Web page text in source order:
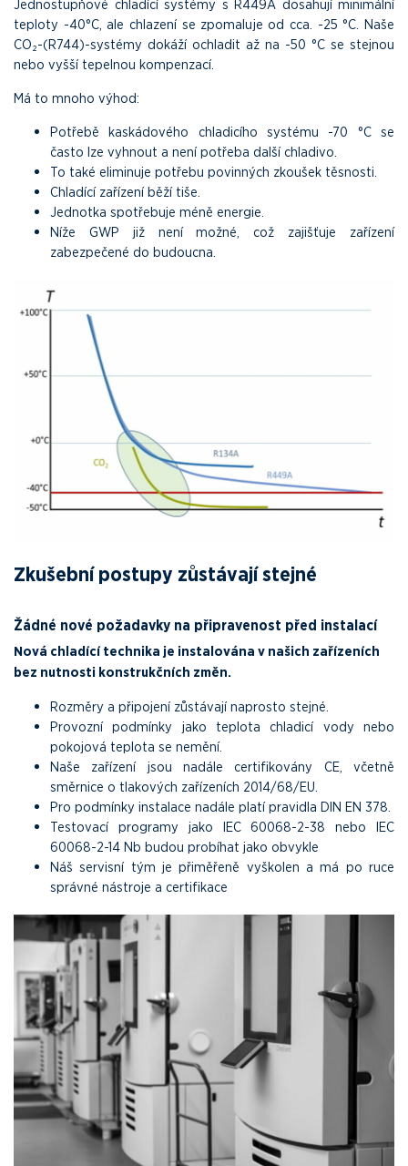
Jednostupňové chladící systémy s R449A dosahují minimální
teploty -40°C, ale chlazení se zpomaluje od cca. -25 °C. Naše
CO₂-(R744)-systémy dokáží ochladit až na -50 °C se stejnou
nebo vyšší tepelnou kompenzací.
Má to mnoho výhod:
Potřebě kaskádového chladicího systému -70 °C se
často lze vyhnout a není potřeba další chladivo.
To také eliminuje potřebu povinných zkoušek těsnosti.
Chladící zařízení běží tiše.
Jednotka spotřebuje méně energie.
Níže GWP již není možné, což zajišťuje zařízení
zabezpečené do budoucna.
Zkušební postupy zůstávají stejné
Žádné nové požadavky na připravenost před instalací
Nová chladící technika je instalována v našich zařízeních
bez nutnosti konstrukčních změn.
Rozměry a připojení zůstávají naprosto stejné.
Provozní podmínky jako teplota chladicí vody nebo
pokojová teplota se nemění.
Naše zařízení jsou nadále certifikovány CE, včetně
směrnice o tlakových zařízeních 2014/68/EU.
Pro podmínky instalace nadále platí pravidla DIN EN 378.
Testovací programy jako IEC 60068-2-38 nebo IEC
60068-2-14 Nb budou probíhat jako obvykle
Náš servisní tým je přiměřeně vyškolen a má po ruce
správné nástroje a certifikace